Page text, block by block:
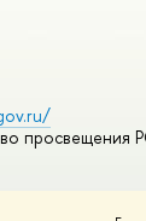
просвещения